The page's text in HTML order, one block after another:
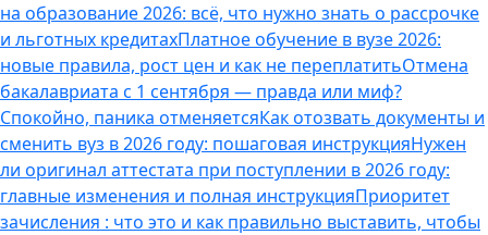
на образование 2026: всё, что нужно знать о рассрочке
и льготных кредитахПлатное обучение в вузе 2026:
новые правила, рост цен и как не переплатитьОтмена
бакалавриата с 1 сентября — правда или миф?
Спокойно, паника отменяетсяКак отозвать документы и
сменить вуз в 2026 году: пошаговая инструкцияНужен
ли оригинал аттестата при поступлении в 2026 году:
главные изменения и полная инструкцияПриоритет
зачисления : что это и как правильно выставить, чтобы